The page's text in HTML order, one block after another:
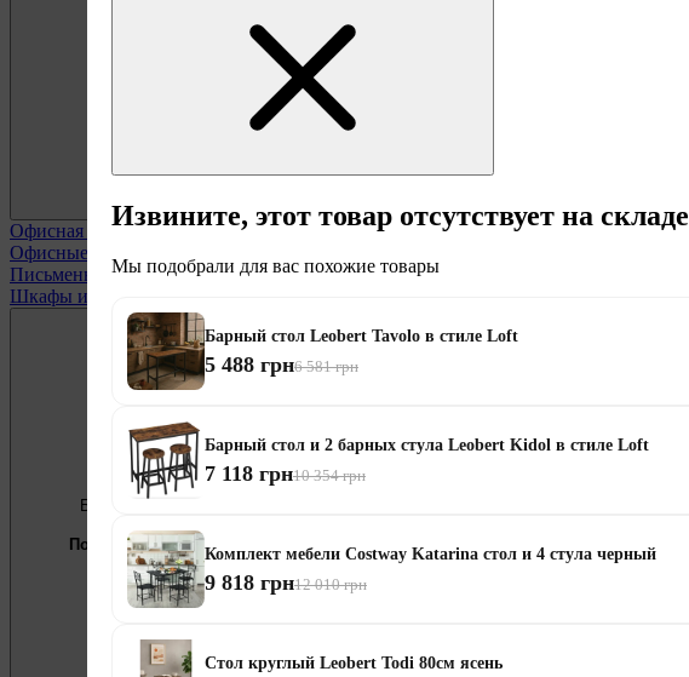
Офисная мебельСмотреть все
Офисные кресла
Письменные столы
Шкафы и полки офисные
Бесплатно
Подберём мебель под ваши цели
0 800 338 301
Извините, этот товар отсутствует на складе
Мы подобрали для вас похожие товары
Барный стол Leobert Tavolo в стиле Loft
5 488 грн6 581 грн
Барный стол и 2 барных стула Leobert Kidol в стиле Loft
7 118 грн10 354 грн
Комплект мебели Costway Katarina стол и 4 стула черный
9 818 грн12 010 грн
Стол круглый Leobert Todi 80см ясень